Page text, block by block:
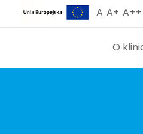
A A+ A++
O